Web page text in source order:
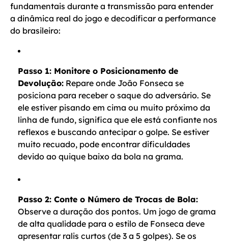
fundamentais durante a transmissão para entender
a dinâmica real do jogo e decodificar a performance
do brasileiro:
Passo 1: Monitore o Posicionamento de
Devolução: Repare onde João Fonseca se
posiciona para receber o saque do adversário. Se
ele estiver pisando em cima ou muito próximo da
linha de fundo, significa que ele está confiante nos
reflexos e buscando antecipar o golpe. Se estiver
muito recuado, pode encontrar dificuldades
devido ao quique baixo da bola na grama.
Passo 2: Conte o Número de Trocas de Bola:
Observe a duração dos pontos. Um jogo de grama
de alta qualidade para o estilo de Fonseca deve
apresentar ralis curtos (de 3 a 5 golpes). Se os